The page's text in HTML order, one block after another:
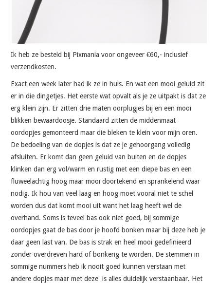
Ik heb ze besteld bij Pixmania voor ongeveer €60,- inclusief
verzendkosten.
Exact een week later had ik ze in huis. En wat een mooi geluid zit
er in die dingetjes. Het eerste wat opvalt als je ze uitpakt is dat ze
erg klein zijn. Er zitten drie maten oorplugjes bij en een mooi
blikken bewaardoosje. Standaard zitten de middenmaat
oordopjes gemonteerd maar die bleken te klein voor mijn oren.
De bedoeling van de dopjes is dat ze je gehoorgang volledig
afsluiten. Er komt dan geen geluid van buiten en de dopjes
klinken dan erg vol/warm en rustig met een diepe bas en een
fluweelachtig hoog maar mooi doortekend en sprankelend waar
nodig. Ik hou van veel laag en hoog moet vooral niet te schel
worden dus dat komt mooi uit want het laag heeft wel de
overhand. Soms is teveel bas ook niet goed, bij sommige
oordopjes gaat de bas door je hoofd bonken maar bij deze heb je
daar geen last van. De bas is strak en heel mooi gedefinieerd
zonder overdreven hard of bonkerig te worden. De stemmen in
sommige nummers heb ik nooit goed kunnen verstaan met
andere dopjes maar met deze is alles duidelijk verstaanbaar. Het